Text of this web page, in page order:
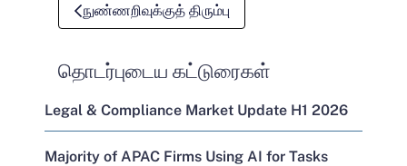
நுண்ணறிவுக்குத் திரும்பு
தொடர்புடைய கட்டுரைகள்
Legal & Compliance Market Update H1 2026
Majority of APAC Firms Using AI for Tasks